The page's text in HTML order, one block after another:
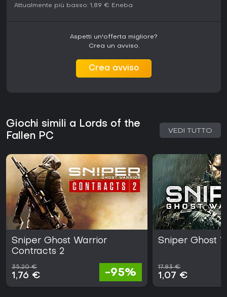
Attualmente più basso: 1,89 € Eneba
Aspetti un'offerta migliore?
Crea un avviso.
Crea avviso
Giochi simili a Lords of the
Fallen PC
VEDI TUTTO
Sniper Ghost Warrior
Contracts 2
35,20 €
1,76 € -95%
Sniper Ghost
17,83 €
1,07 €